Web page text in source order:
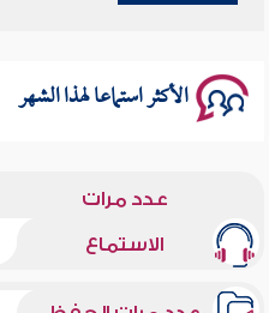
الأكثر استماعا لهذا الشهر
عدد مرات
الاستماع